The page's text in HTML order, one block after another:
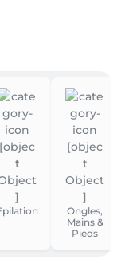
Ongles,
Mains &
Pieds